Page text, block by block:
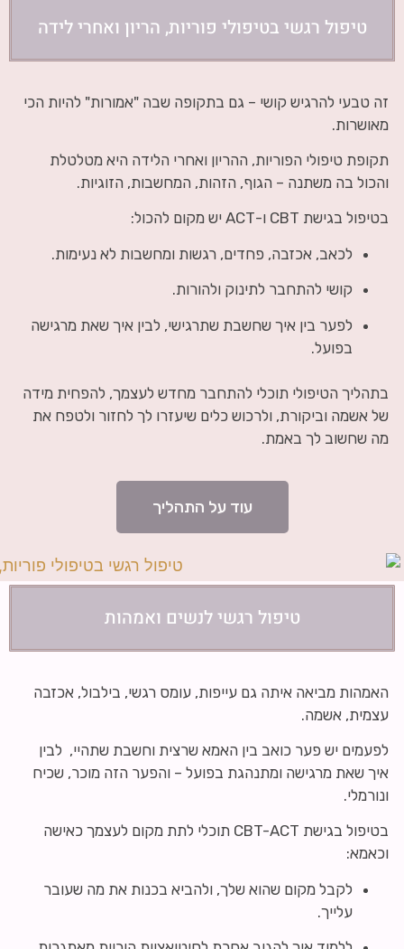
טיפול רגשי בטיפולי פוריות, הריון ואחרי לידה
זה טבעי להרגיש קושי – גם בתקופה שבה "אמורות" להיות הכי
מאושרות.
תקופת טיפולי הפוריות, ההריון ואחרי הלידה היא מטלטלת
והכול בה משתנה – הגוף, הזהות, המחשבות, הזוגיות.
בטיפול בגישת CBT ו-ACT יש מקום להכול:
לכאב, אכזבה, פחדים, רגשות ומחשבות לא נעימות.
קושי להתחבר לתינוק ולהורות.
לפער בין איך שחשבת שתרגישי, לבין איך שאת מרגישה
בפועל.
בתהליך הטיפולי תוכלי להתחבר מחדש לעצמך, להפחית מידה
של אשמה וביקורת, ולרכוש כלים שיעזרו לך לחזור ולטפח את
מה שחשוב לך באמת.
עוד על התהליך
טיפול רגשי לנשים ואמהות
האמהות מביאה איתה גם עייפות, עומס רגשי, בילבול, אכזבה
עצמית, אשמה.
לפעמים יש פער כואב בין האמא שרצית וחשבת שתהיי, לבין
איך שאת מרגישה ומתנהגת בפועל – והפער הזה מוכר, שכיח
ונורמלי.
בטיפול בגישת CBT-ACT תוכלי לתת מקום לעצמך כאישה
וכאמא:
לקבל מקום שהוא שלך, ולהביא בכנות את מה שעובר
עלייך.